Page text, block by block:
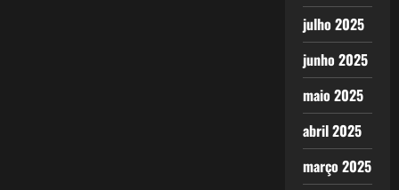
julho 2025
junho 2025
maio 2025
abril 2025
março 2025